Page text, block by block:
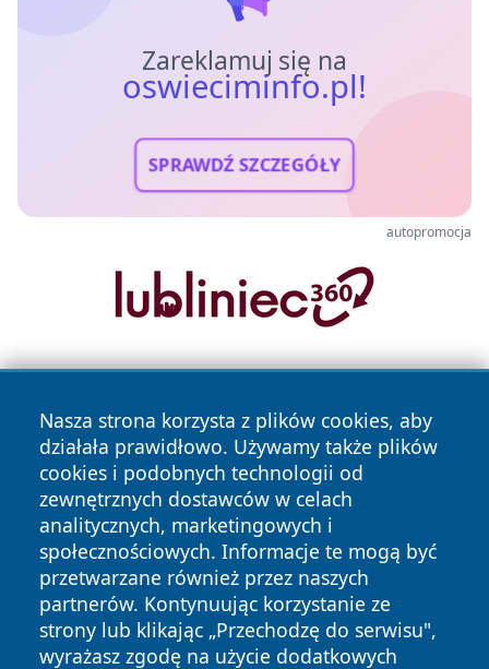
Zareklamuj się na
oswieciminfo.pl!
SPRAWDŹ SZCZEGÓŁY
autopromocja
Nasza strona korzysta z plików cookies, aby
działała prawidłowo. Używamy także plików
cookies i podobnych technologii od
zewnętrznych dostawców w celach
analitycznych, marketingowych i
społecznościowych. Informacje te mogą być
przetwarzane również przez naszych
partnerów. Kontynuując korzystanie ze
strony lub klikając „Przechodzę do serwisu",
wyrażasz zgodę na użycie dodatkowych
Copyright © 2026 oswieciminfo.pl Wszystkie prawa
zastrzeżone.
News Autorzy
Polityka
Prywatności
Polityka
Cookies